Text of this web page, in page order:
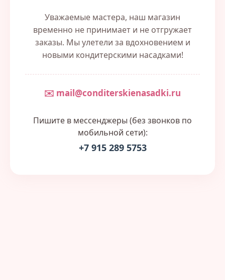
Уважаемые мастера, наш магазин
временно не принимает и не отгружает
заказы. Мы улетели за вдохновением и
новыми кондитерскими насадками!
✉️ mail@conditerskienasadki.ru
Пишите в мессенджеры (без звонков по
мобильной сети):
+7 915 289 5753